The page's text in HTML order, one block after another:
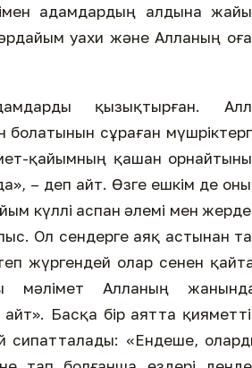
адамдардың алдына
уахи және Алланың
қызықтырған.
сұраған
қайымның қашан
– деп айт. Өзге ешкім де
күллі аспан әлемі мен
Ол сендерге аяқ астынан
жүргендей олар сенен
Алланың
Басқа бір аятта
сипатталады: «Ендеше,